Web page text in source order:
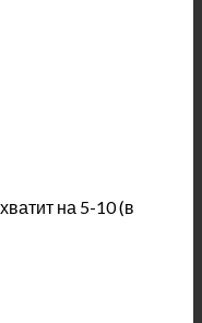
на 5-10 (в